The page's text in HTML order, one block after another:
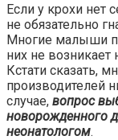
Если у крохи нет
не обязательно
Многие малыши
них не
Кстати сказать,
производителей
случае, вопрос
новорожденного
неонатологом.